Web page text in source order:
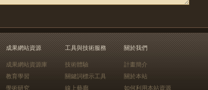
成果網站資源
成果網站資源庫
教育學習
學術研究
工具與技術服務
技術體驗
關鍵詞標示工具
線上藝廊
關於我們
計畫簡介
關於本站
如何利用本站資源